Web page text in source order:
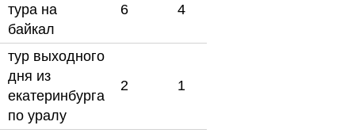
тура на
байкал
6 4
тур выходного
дня из
екатеринбурга
по уралу
2 1